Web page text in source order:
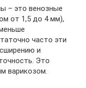
– это венозные
от 1,5 до 4 мм),
часто эти
и
Это
варикозом.